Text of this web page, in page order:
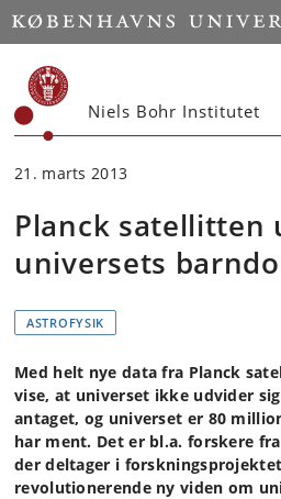
Start
Niels Bohr Institutet
21. marts 2013
Planck satellitten
universets
ASTROFYSIK
Med helt nye data fra Planck
vise, at universet ikke udvider
antaget, og universet er 80
har ment. Det er bl.a. forskere
der deltager i
revolutionerende ny viden om